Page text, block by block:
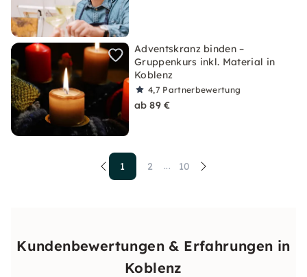
Adventskranz binden –
Gruppenkurs inkl. Material in
Koblenz
4,7 Partnerbewertung
ab 89 €
1 2 ... 10
Kundenbewertungen & Erfahrungen in
Koblenz